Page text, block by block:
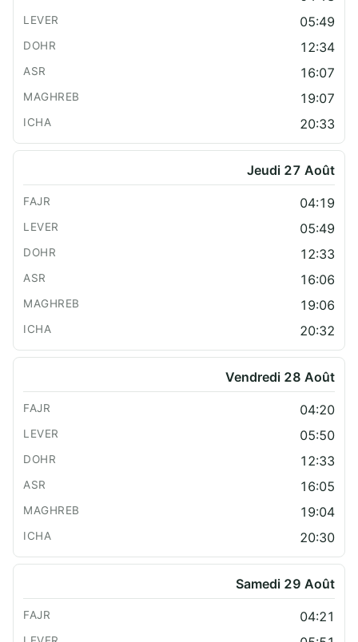
05:49
12:34
16:07
19:07
20:33
Jeudi 27 Août
04:19
05:49
12:33
16:06
19:06
20:32
Vendredi 28 Août
04:20
05:50
12:33
16:05
19:04
20:30
Samedi 29 Août
04:21